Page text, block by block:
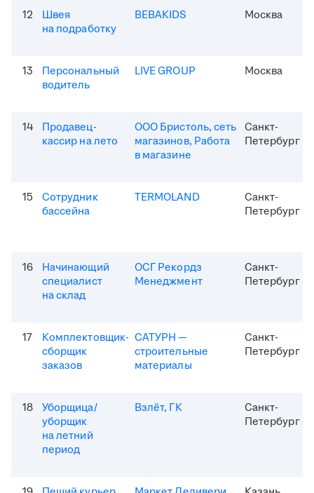
12
Швея
на подработку
BEBAKIDS Москва
13
Персональный
водитель
LIVE GROUP Москва
14
Продавец-
кассир на лето
ООО Бристоль, сеть
магазинов, Работа
в магазине
Санкт-
Петербург
15
Сотрудник
бассейна
TERMOLAND
Санкт-
Петербург
16
Начинающий
специалист
на склад
ОСГ Рекордз
Менеджмент
Санкт-
Петербург
17
Комплектовщик-
сборщик
заказов
САТУРН —
строительные
материалы
Санкт-
Петербург
18
Уборщица/
уборщик
на летний
период
Взлёт, ГК
Санкт-
Петербург